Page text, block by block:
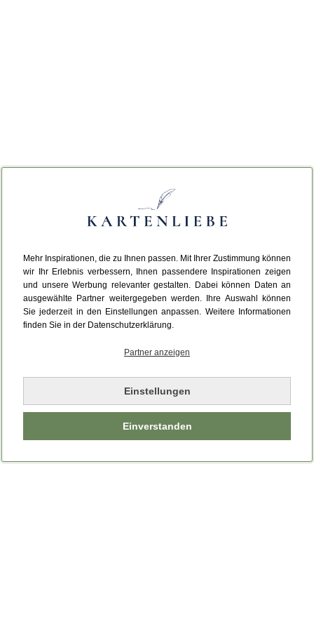
Mehr Inspirationen, die zu Ihnen passen. Mit Ihrer Zustimmung können
wir Ihr Erlebnis verbessern, Ihnen passendere Inspirationen zeigen
und unsere Werbung relevanter gestalten. Dabei können Daten an
ausgewählte Partner weitergegeben werden. Ihre Auswahl können
Sie jederzeit in den Einstellungen anpassen. Weitere Informationen
finden Sie in der Datenschutzerklärung.
Partner anzeigen
Einstellungen
Einverstanden